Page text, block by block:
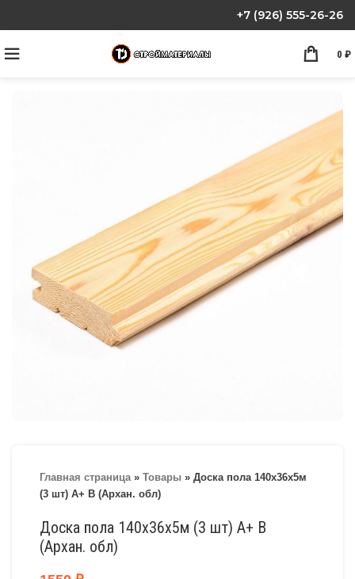
+7 (926) 555-26-26
0 ₽
Главная страница» Товары » Доска пола 140х36х5м
(3 шт) А+ В (Архан. обл)
Доска пола 140х36х5м (3 шт) А+ В
(Архан. обл)